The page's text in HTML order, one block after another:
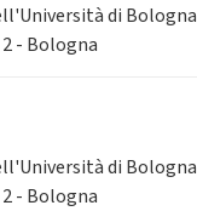
di Bologna
- Bologna
di Bologna
- Bologna